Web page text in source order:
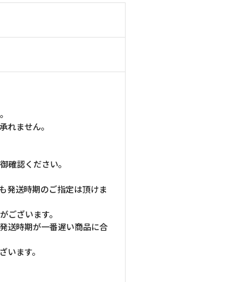
ません。
確認ください。
発送時期のご指定は頂けま
ざいます。
送時期が一番遅い商品に合
ます。